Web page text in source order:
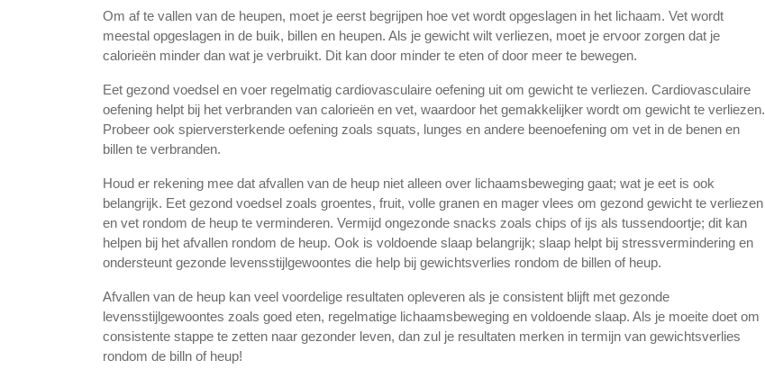
Om af te vallen van de heupen, moet je eerst begrijpen hoe vet wordt opgeslagen in het lichaam. Vet wordt
meestal opgeslagen in de buik, billen en heupen. Als je gewicht wilt verliezen, moet je ervoor zorgen dat je
calorieën minder dan wat je verbruikt. Dit kan door minder te eten of door meer te bewegen.
Eet gezond voedsel en voer regelmatig cardiovasculaire oefening uit om gewicht te verliezen. Cardiovasculaire
oefening helpt bij het verbranden van calorieën en vet, waardoor het gemakkelijker wordt om gewicht te verliezen.
Probeer ook spierversterkende oefening zoals squats, lunges en andere beenoefening om vet in de benen en
billen te verbranden.
Houd er rekening mee dat afvallen van de heup niet alleen over lichaamsbeweging gaat; wat je eet is ook
belangrijk. Eet gezond voedsel zoals groentes, fruit, volle granen en mager vlees om gezond gewicht te verliezen
en vet rondom de heup te verminderen. Vermijd ongezonde snacks zoals chips of ijs als tussendoortje; dit kan
helpen bij het afvallen rondom de heup. Ook is voldoende slaap belangrijk; slaap helpt bij stressvermindering en
ondersteunt gezonde levensstijlgewoontes die help bij gewichtsverlies rondom de billen of heup.
Afvallen van de heup kan veel voordelige resultaten opleveren als je consistent blijft met gezonde
levensstijlgewoontes zoals goed eten, regelmatige lichaamsbeweging en voldoende slaap. Als je moeite doet om
consistente stappe te zetten naar gezonder leven, dan zul je resultaten merken in termijn van gewichtsverlies
rondom de billn of heup!